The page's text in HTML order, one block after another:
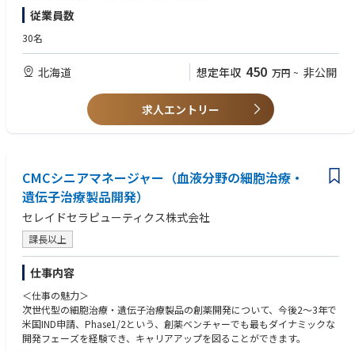
【 店舗情報 】
定休日：日祝
営業時間：月・水（9:00-19:00）、火・木（9:00-17:00）
金（9:00-18:00）、土（9:00-13:00）
個人在宅件数：60件程度
処方箋内容：小児科、皮膚科、面受付
渡辺一彦小児科医院、白石スキンケアひふ科クリニックの処方を主に応需
従業員数
30名
北海道 想定年収 450 万円 ~ 非公開
求人エントリー
CMCシニアマネージャー（血液分野の細胞治療・
遺伝子治療製品開発）
セレイドセラピューティクス株式会社
課長以上
仕事内容
＜仕事の魅力＞
次世代型の細胞治療・遺伝子治療製品の創薬開発について、今後2～3年で
米国IND申請、Phase1/2という、創薬ベンチャーでも最もダイナミックな
開発フェーズを経験でき、キャリアアップを図ることができます。